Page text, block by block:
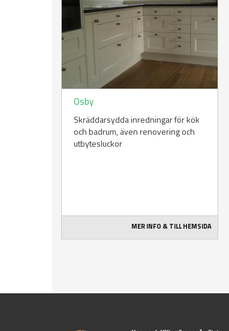
Osby
Skräddarsydda inredningar för kök
och badrum, även renovering och
utbytesluckor
MER INFO & TILL HEMSIDA